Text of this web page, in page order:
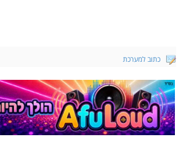
כתוב למערכת